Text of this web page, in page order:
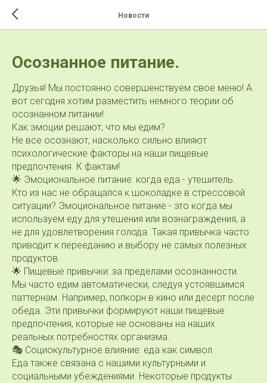
Новости
Осознанное питание.
Друзья! Мы постоянно совершенствуем свое меню! А
вот сегодня хотим разместить немного теории об
осознанном питании!
Как эмоции решают, что мы едим?
Не все осознают, насколько сильно влияют
психологические факторы на наши пищевые
предпочтения. К фактам!
🌟 Эмоциональное питание: когда еда - утешитель.
Кто из нас не обращался к шоколадке в стрессовой
ситуации? Эмоциональное питание - это когда мы
используем еду для утешения или вознаграждения, а
не для удовлетворения голода. Такая привычка часто
приводит к перееданию и выбору не самых полезных
продуктов.
🌟 Пищевые привычки: за пределами осознанности.
Мы часто едим автоматически, следуя устоявшимся
паттернам. Например, попкорн в кино или десерт после
обеда. Эти привычки формируют наши пищевые
предпочтения, которые не основаны на наших
реальных потребностях организма.
🎭 Социокультурное влияние: еда как символ.
Еда также связана с нашими культурными и
социальными убеждениями. Некоторые продукты